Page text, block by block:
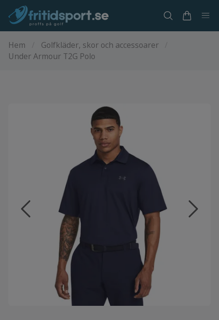
Hem Golfkläder, skor och accessoarer
Under Armour T2G Polo